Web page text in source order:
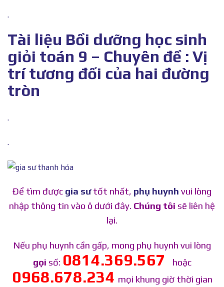
.
Tài liệu Bồi dưỡng học sinh
giỏi toán 9 – Chuyên đề : Vị
trí tương đối của hai đường
tròn
.
.
Để tìm được gia sưtốt nhất, phụ huynh vui lòng
nhập thông tin vào ô dưới đây. Chúng tôi sẽ liên hệ
lại.
Nếu phụ huynh cần gấp, mong phụ huynh vui lòng
gọi số: 0814.369.567 hoặc
0968.678.234 mọi khung giờ thời gian